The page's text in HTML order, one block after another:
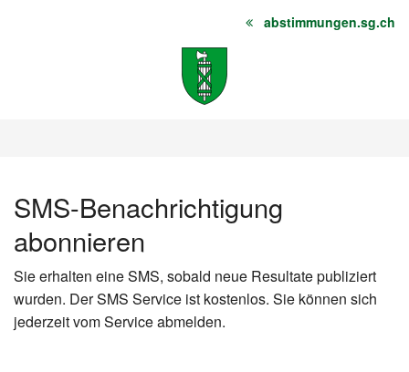
Startseite
Sitemap abstimmungen.sg.ch
SMS-Benachrichtigung
abonnieren
Sie erhalten eine SMS, sobald neue Resultate publiziert
wurden. Der SMS Service ist kostenlos. Sie können sich
jederzeit vom Service abmelden.